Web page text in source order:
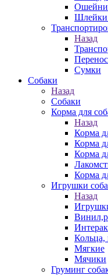
Шлейки
Назад
Сумки
Собаки
Назад
Собаки
Корма для
Назад
Корма
Корма
Корма
Корма
Игрушки
Назад
Кольца,
Мягкие
Мячики
Груминг